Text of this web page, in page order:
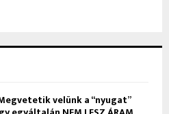
velünk a “nyugat”